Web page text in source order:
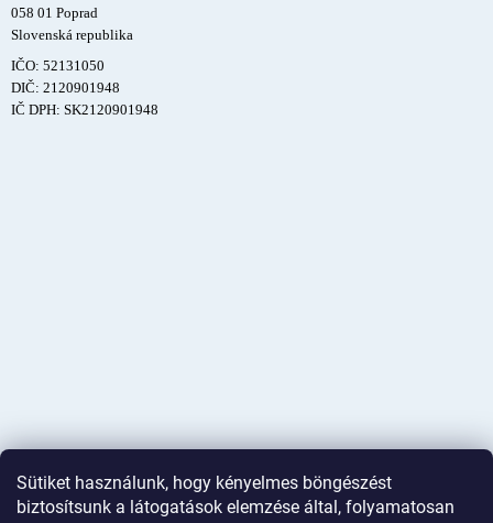
Sütiket használunk, hogy kényelmes böngészést
biztosítsunk a látogatások elemzése által, folyamatosan
058 01 Poprad
Slovenská republika
IČO: 52131050
DIČ: 2120901948
IČ DPH: SK2120901948